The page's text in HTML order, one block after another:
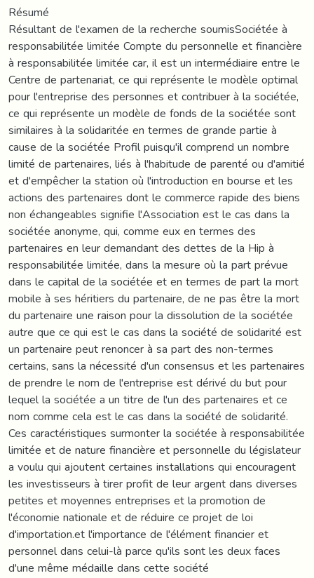
Résumé
Résultant de l'examen de la recherche soumisSociétée à
responsabilitée limitée Compte du personnelle et financière
à responsabilitée limitée car, il est un intermédiaire entre le
Centre de partenariat, ce qui représente le modèle optimal
pour l'entreprise des personnes et contribuer à la sociétée,
ce qui représente un modèle de fonds de la sociétée sont
similaires à la solidaritée en termes de grande partie à
cause de la sociétée Profil puisqu'il comprend un nombre
limité de partenaires, liés à l'habitude de parenté ou d'amitié
et d'empêcher la station où l'introduction en bourse et les
actions des partenaires dont le commerce rapide des biens
non échangeables signifie l'Association est le cas dans la
sociétée anonyme, qui, comme eux en termes des
partenaires en leur demandant des dettes de la Hip à
responsabilitée limitée, dans la mesure où la part prévue
dans le capital de la sociétée et en termes de part la mort
mobile à ses héritiers du partenaire, de ne pas être la mort
du partenaire une raison pour la dissolution de la sociétée
autre que ce qui est le cas dans la société de solidarité est
un partenaire peut renoncer à sa part des non-termes
certains, sans la nécessité d'un consensus et les partenaires
de prendre le nom de l'entreprise est dérivé du but pour
lequel la sociétée a un titre de l'un des partenaires et ce
nom comme cela est le cas dans la société de solidarité.
Ces caractéristiques surmonter la sociétée à responsabilitée
limitée et de nature financière et personnelle du législateur
a voulu qui ajoutent certaines installations qui encouragent
les investisseurs à tirer profit de leur argent dans diverses
petites et moyennes entreprises et la promotion de
l'économie nationale et de réduire ce projet de loi
d'importation.et l'importance de l'élément financier et
personnel dans celui-là parce qu'ils sont les deux faces
d'une même médaille dans cette société